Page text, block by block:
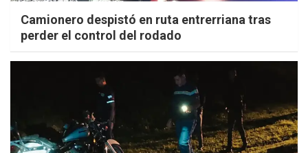
Camionero despistó en ruta entrerriana tras
perder el control del rodado